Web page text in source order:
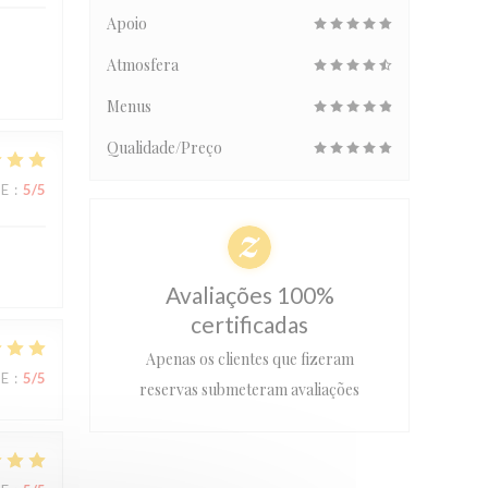
: 5/5
: 5/5
Apoio
Atmosfera
Menus
Qualidade/Preço
Avaliações 100%
certificadas
Apenas os clientes que fizeram
reservas submeteram avaliações